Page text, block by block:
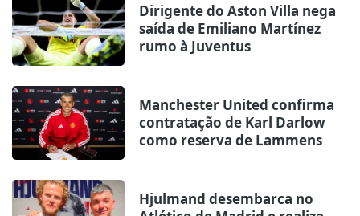
Dirigente do Aston Villa nega
saída de Emiliano Martínez
rumo à Juventus
Manchester United confirma
contratação de Karl Darlow
como reserva de Lammens
Hjulmand desembarca no